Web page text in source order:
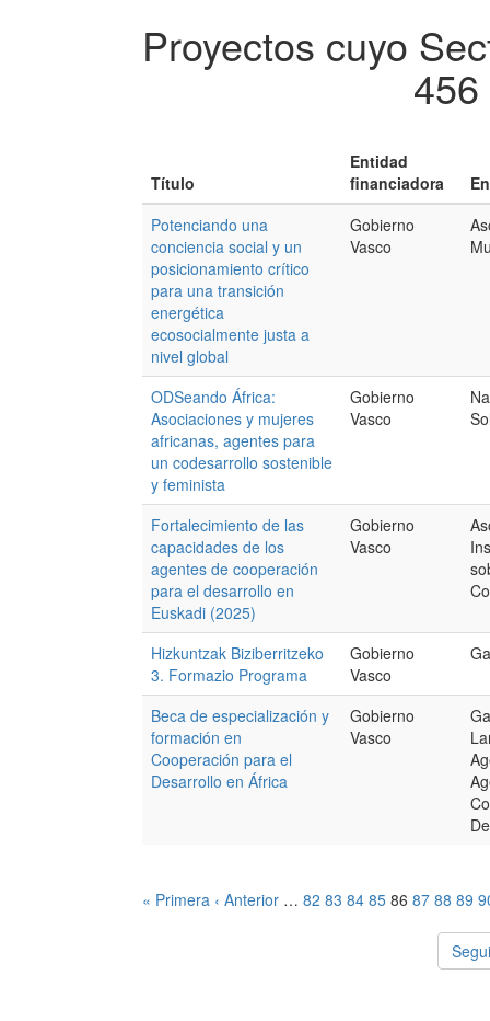
Proyectos cuyo
Título
Entidad
financiadora
Potenciando una
conciencia social y un
posicionamiento crítico
para una transición
energética
ecosocialmente justa a
nivel global
Gobierno
Vasco
ODSeando África:
Asociaciones y mujeres
africanas, agentes para
un codesarrollo sostenible
y feminista
Gobierno
Vasco
Fortalecimiento de las
capacidades de los
agentes de cooperación
para el desarrollo en
Euskadi (2025)
Gobierno
Vasco
Hizkuntzak Biziberritzeko
3. Formazio Programa
Gobierno
Vasco
Beca de especialización y
formación en
Cooperación para el
Desarrollo en África
Gobierno
Vasco
« Primera ‹ Anterior … 82 83 84 85 86 87 88 89